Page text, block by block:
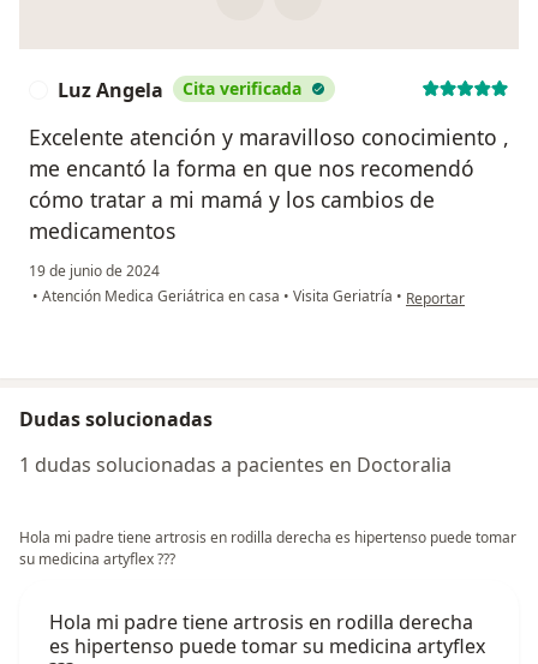
Luz Angela Cita verificada
Excelente atención y maravilloso conocimiento ,
me encantó la forma en que nos recomendó
cómo tratar a mi mamá y los cambios de
medicamentos
19 de junio de 2024
• Atención Medica Geriátrica en casa • Visita Geriatría • en opinión del
Reportar
Dudas solucionadas
1 dudas solucionadas a pacientes en Doctoralia
Hola mi padre tiene artrosis en rodilla derecha es hipertenso puede tomar
su medicina artyflex ???
Hola mi padre tiene artrosis en rodilla derecha
es hipertenso puede tomar su medicina artyflex